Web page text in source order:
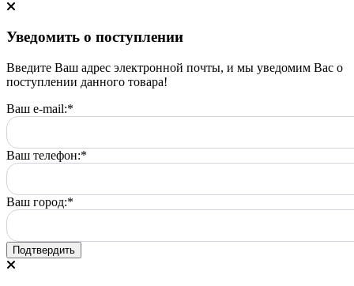
Уведомить о поступлении
Введите Ваш адрес электронной почты, и мы уведомим Вас о
поступлении данного товара!
Ваш e-mail:*
Ваш телефон:*
Ваш город:*
Подтвердить